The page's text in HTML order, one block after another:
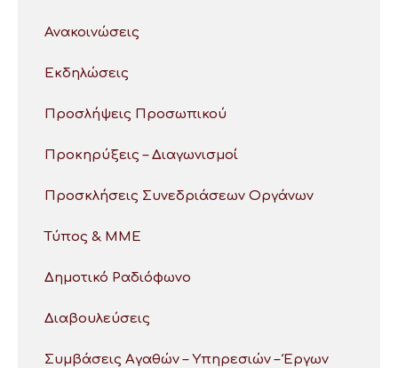
Ανακοινώσεις
Εκδηλώσεις
Προσλήψεις Προσωπικού
Προκηρύξεις – Διαγωνισμοί
Προσκλήσεις Συνεδριάσεων Οργάνων
Τύπος & ΜΜΕ
Δημοτικό Ραδιόφωνο
Διαβουλεύσεις
Συμβάσεις Αγαθών – Υπηρεσιών – Έργων